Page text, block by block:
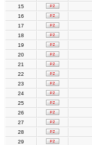
15
16
17
18
19
20
21
22
23
24
25
26
27
28
29